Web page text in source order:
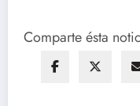
Comparte ésta